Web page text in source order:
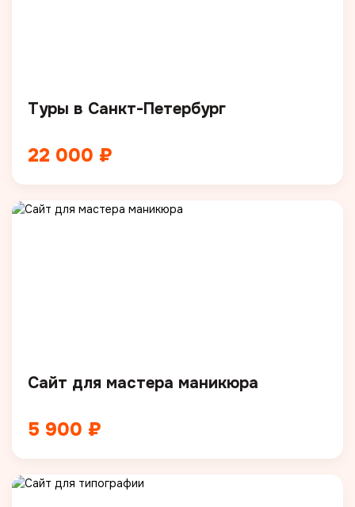
Туры в Санкт-Петербург
22 000 ₽
Сайт для мастера маникюра
5 900 ₽